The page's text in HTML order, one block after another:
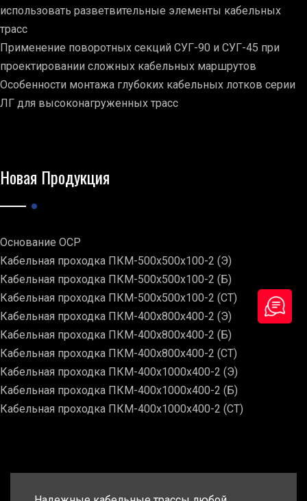
использовать разветвительные элементы кабельных
трасс
Применение поворотных секций СУГ-90 и СУГ-45 при
проектировании сложных кабельных маршрутов
Особенности монтажа глубоких кабельных лотков серии
ЛГ для высоконагруженных трасс
Новая Продукция
Основание ОСР
Кабельная проходка ПКМ-500х500х100-2 (Э)
Кабельная проходка ПКМ-500х500х100-2 (Б)
Кабельная проходка ПКМ-500х500х100-2 (СТ)
Кабельная проходка ПКМ-400х800х400-2 (Э)
Кабельная проходка ПКМ-400х800х400-2 (Б)
Кабельная проходка ПКМ-400х800х400-2 (СТ)
Кабельная проходка ПКМ-400х1000х400-2 (Э)
Кабельная проходка ПКМ-400х1000х400-2 (Б)
Кабельная проходка ПКМ-400х1000х400-2 (СТ)